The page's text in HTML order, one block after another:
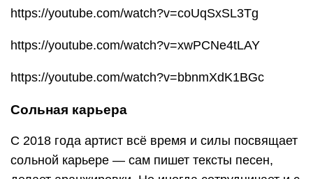
https://youtube.com/watch?v=coUqSxSL3Tg
https://youtube.com/watch?v=xwPCNe4tLAY
https://youtube.com/watch?v=bbnmXdK1BGc
Сольная карьера
С 2018 года артист всё время и силы посвящает
сольной карьере — сам пишет тексты песен,